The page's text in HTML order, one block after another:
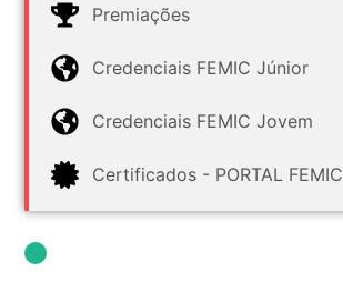
Premiações
Credenciais FEMIC Júnior
Credenciais FEMIC Jovem
Certificados - PORTAL FEMIC